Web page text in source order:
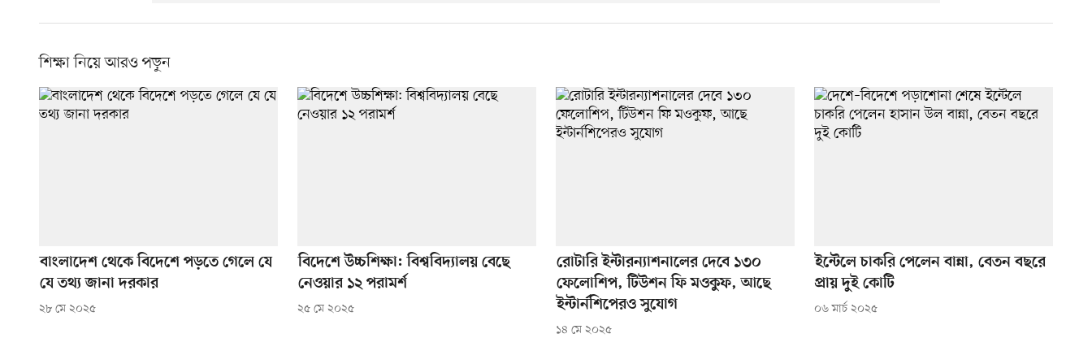
শিক্ষা নিয়ে আরও পড়ুন
বাংলাদেশ থেকে বিদেশে পড়তে গেলে যে
যে তথ্য জানা দরকার
২৮ মে ২০২৫
বিদেশে উচ্চশিক্ষা: বিশ্ববিদ্যালয় বেছে
নেওয়ার ১২ পরামর্শ
২৫ মে ২০২৫
রোটারি ইন্টারন্যাশনালের দেবে ১৩০
ফেলোশিপ, টিউশন ফি মওকুফ, আছে
ইন্টার্নশিপেরও সুযোগ
১৪ মে ২০২৫
ইন্টেলে চাকরি পেলেন বান্না, বেতন বছরে
প্রায় দুই কোটি
০৬ মার্চ ২০২৫